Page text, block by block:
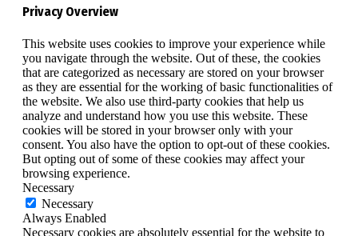
Privacy Overview
This website uses cookies to improve your experience while
you navigate through the website. Out of these, the cookies
that are categorized as necessary are stored on your browser
as they are essential for the working of basic functionalities of
the website. We also use third-party cookies that help us
analyze and understand how you use this website. These
cookies will be stored in your browser only with your
consent. You also have the option to opt-out of these cookies.
But opting out of some of these cookies may affect your
browsing experience.
Necessary
Necessary
Always Enabled
Necessary cookies are absolutely essential for the website to